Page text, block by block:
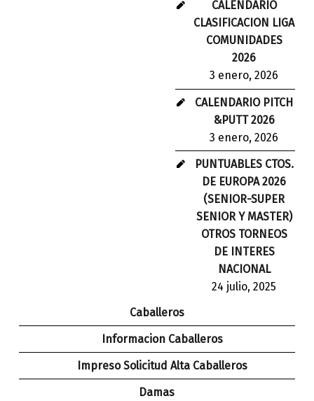
CALENDARIO
CLASIFICACION LIGA
COMUNIDADES
2026
3 enero, 2026
CALENDARIO PITCH
&PUTT 2026
3 enero, 2026
PUNTUABLES CTOS.
DE EUROPA 2026
(SENIOR-SUPER
SENIOR Y MASTER)
OTROS TORNEOS
DE INTERES
NACIONAL
24 julio, 2025
Caballeros
Informacion Caballeros
Impreso Solicitud Alta Caballeros
Damas